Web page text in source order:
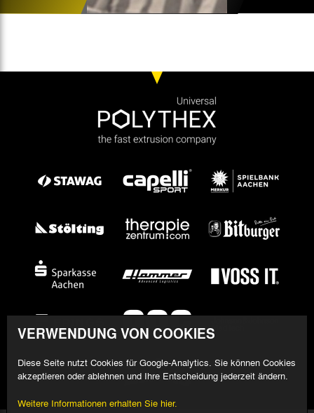
VERWENDUNG VON COOKIES
Diese Seite nutzt Cookies für Google-Analytics. Sie können Cookies
akzeptieren oder ablehnen und Ihre Entscheidung jederzeit ändern.
Weitere Informationen erhalten Sie hier.